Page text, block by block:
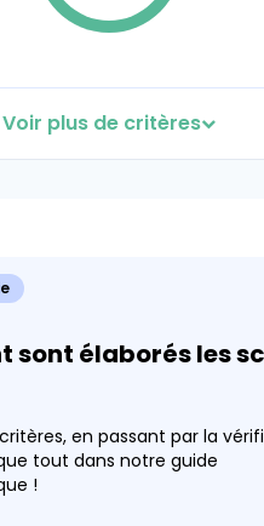
web responsables
d'équipements
Voir plus de critères
sont élaborés les
en passant par la
tout dans notre guide
!